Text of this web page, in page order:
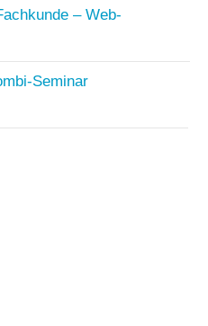
– Web-
Seminar